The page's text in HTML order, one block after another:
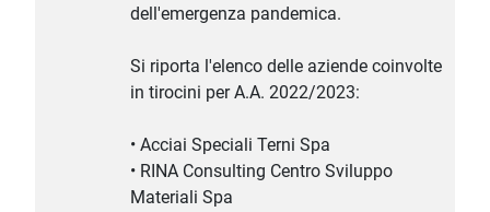
dell'emergenza pandemica.
Si riporta l'elenco delle aziende coinvolte
in tirocini per A.A. 2022/2023:
• Acciai Speciali Terni Spa
• RINA Consulting Centro Sviluppo
Materiali Spa